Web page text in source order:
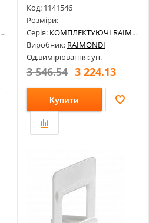
Код: 1141546
Розміри:
Серія: КОМПЛЕКТУЮЧІ RAIMONDI
Виробник: RAIMONDI
Од.вимірювання: уп.
3 546.54 3 224.13
Купити